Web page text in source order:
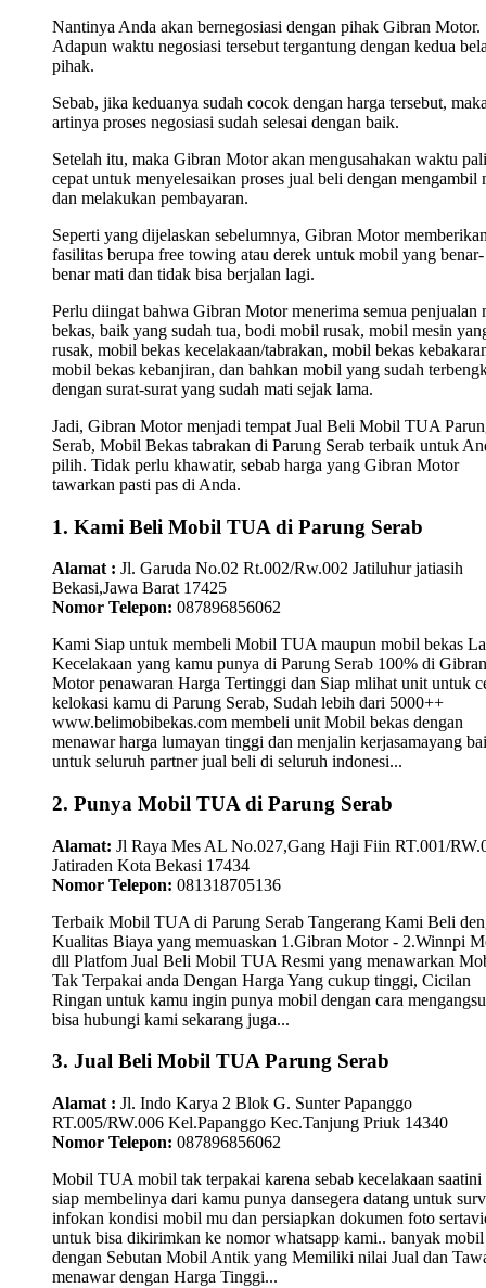
Nantinya Anda akan bernegosiasi dengan pihak Gibran Motor.
Adapun waktu negosiasi tersebut tergantung dengan kedua
pihak.
Sebab, jika keduanya sudah cocok dengan harga tersebut,
artinya proses negosiasi sudah selesai dengan baik.
Setelah itu, maka Gibran Motor akan mengusahakan waktu
cepat untuk menyelesaikan proses jual beli dengan mengambil
dan melakukan pembayaran.
Seperti yang dijelaskan sebelumnya, Gibran Motor
fasilitas berupa free towing atau derek untuk mobil yang benar-
benar mati dan tidak bisa berjalan lagi.
Perlu diingat bahwa Gibran Motor menerima semua penjualan
bekas, baik yang sudah tua, bodi mobil rusak, mobil mesin
rusak, mobil bekas kecelakaan/tabrakan, mobil bekas
mobil bekas kebanjiran, dan bahkan mobil yang sudah
dengan surat-surat yang sudah mati sejak lama.
Jadi, Gibran Motor menjadi tempat Jual Beli Mobil TUA
Serab, Mobil Bekas tabrakan di Parung Serab terbaik untuk
pilih. Tidak perlu khawatir, sebab harga yang Gibran Motor
tawarkan pasti pas di Anda.
1. Kami Beli Mobil TUA di Parung Serab
Alamat : Jl. Garuda No.02 Rt.002/Rw.002 Jatiluhur jatiasih
Bekasi,Jawa Barat 17425
Nomor Telepon: 087896856062
Kami Siap untuk membeli Mobil TUA maupun mobil bekas
Kecelakaan yang kamu punya di Parung Serab 100% di Gibran
Motor penawaran Harga Tertinggi dan Siap mlihat unit untuk
kelokasi kamu di Parung Serab, Sudah lebih dari 5000++
www.belimobibekas.com membeli unit Mobil bekas dengan
menawar harga lumayan tinggi dan menjalin kerjasamayang
untuk seluruh partner jual beli di seluruh indonesi...
2. Punya Mobil TUA di Parung Serab
Alamat: Jl Raya Mes AL No.027,Gang Haji Fiin RT.001/
Jatiraden Kota Bekasi 17434
Nomor Telepon: 081318705136
Terbaik Mobil TUA di Parung Serab Tangerang Kami Beli
Kualitas Biaya yang memuaskan 1.Gibran Motor - 2.Winnpi
dll Platfom Jual Beli Mobil TUA Resmi yang menawarkan
Tak Terpakai anda Dengan Harga Yang cukup tinggi, Cicilan
Ringan untuk kamu ingin punya mobil dengan cara
bisa hubungi kami sekarang juga...
3. Jual Beli Mobil TUA Parung Serab
Alamat : Jl. Indo Karya 2 Blok G. Sunter Papanggo
RT.005/RW.006 Kel.Papanggo Kec.Tanjung Priuk 14340
Nomor Telepon: 087896856062
Mobil TUA mobil tak terpakai karena sebab kecelakaan saatini
siap membelinya dari kamu punya dansegera datang untuk
infokan kondisi mobil mu dan persiapkan dokumen foto
untuk bisa dikirimkan ke nomor whatsapp kami.. banyak mobil
dengan Sebutan Mobil Antik yang Memiliki nilai Jual dan
menawar dengan Harga Tinggi...